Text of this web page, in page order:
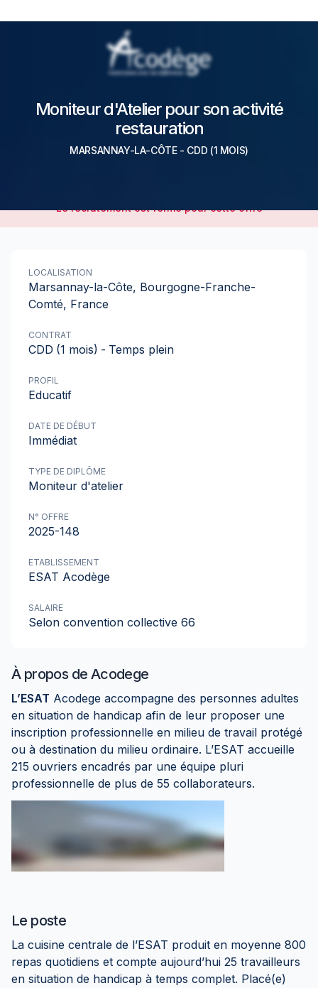
Moniteur d'Atelier pour son activité
restauration
MARSANNAY-LA-CÔTE - CDD (1 MOIS)
Le recrutement est fermé pour cette offre
À propos de Acodege
L’ESAT Acodege accompagne des personnes adultes
en situation de handicap afin de leur proposer une
inscription professionnelle en milieu de travail protégé
ou à destination du milieu ordinaire. L’ESAT accueille
215 ouvriers encadrés par une équipe pluri
professionnelle de plus de 55 collaborateurs.
Le poste
La cuisine centrale de l’ESAT produit en moyenne 800
repas quotidiens et compte aujourd’hui 25 travailleurs
en situation de handicap à temps complet. Placé(e)
LOCALISATION
Marsannay-la-Côte, Bourgogne-Franche-
Comté, France
CONTRAT
CDD (1 mois) - Temps plein
PROFIL
Educatif
DATE DE DÉBUT
Immédiat
TYPE DE DIPLÔME
Moniteur d'atelier
N° OFFRE
2025-148
ETABLISSEMENT
ESAT Acodège
SALAIRE
Selon convention collective 66